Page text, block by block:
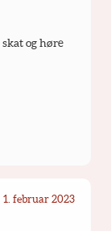
og høre
1. februar 2023